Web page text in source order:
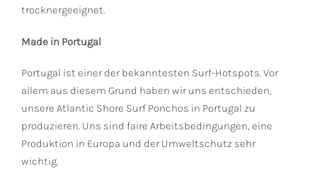
trocknergeeignet.
Made in Portugal
Portugal ist einer der bekanntesten Surf-Hotspots. Vor
allem aus diesem Grund haben wir uns entschieden,
unsere Atlantic Shore Surf Ponchos in Portugal zu
produzieren. Uns sind faire Arbeitsbedingungen, eine
Produktion in Europa und der Umweltschutz sehr
wichtig.